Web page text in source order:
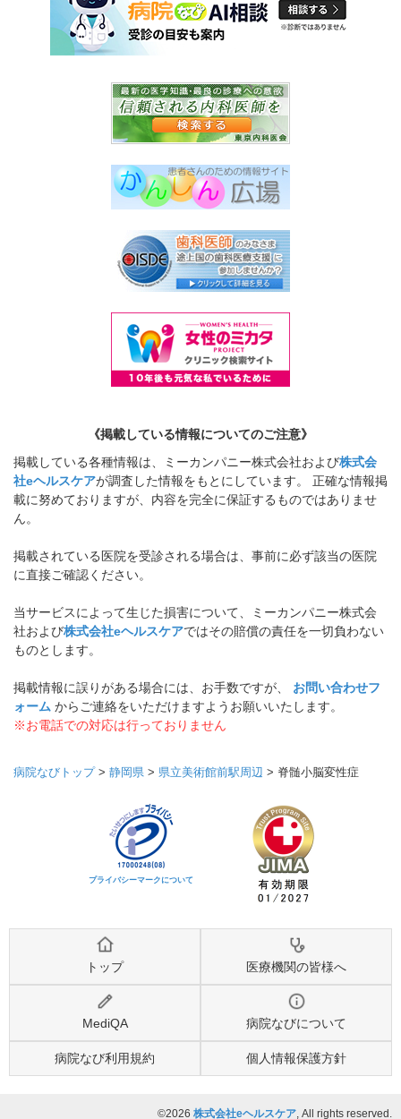
《掲載している情報についてのご注意》
掲載している各種情報は、ミーカンパニー株式会社および株式会
社eヘルスケアが調査した情報をもとにしています。 正確な情報掲
載に努めておりますが、内容を完全に保証するものではありませ
ん。
掲載されている医院を受診される場合は、事前に必ず該当の医院
に直接ご確認ください。
当サービスによって生じた損害について、ミーカンパニー株式会
社および株式会社eヘルスケアではその賠償の責任を一切負わない
ものとします。
掲載情報に誤りがある場合には、お手数ですが、 お問い合わせフ
ォーム からご連絡をいただけますようお願いいたします。
※お電話での対応は行っておりません
病院なびトップ> 静岡県 > 県立美術館前駅周辺 > 脊髄小脳変性症
プライバシーマークについて
トップ 医療機関の皆様へ
MediQA 病院なびについて
病院なび利用規約 個人情報保護方針
©2026 株式会社eヘルスケア, All rights reserved.